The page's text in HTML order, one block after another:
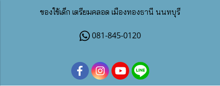
ของใช้เด็ก เตรียมคลอด เมืองทองธานี นนทบุรี
081-845-0120